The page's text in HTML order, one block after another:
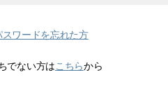
ワードを忘れた方
でない方はこちらから